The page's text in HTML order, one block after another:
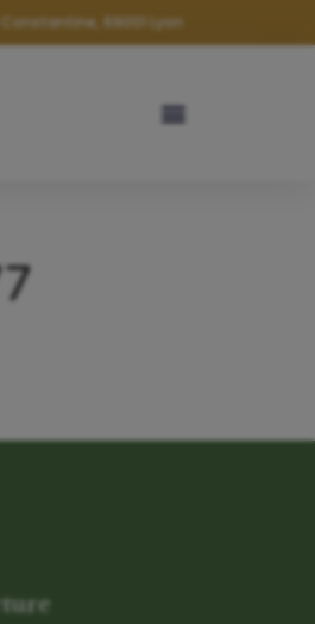
Constantine, 69001 Lyon